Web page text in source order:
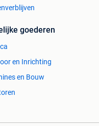
goederen
en Inrichting
en Bouw